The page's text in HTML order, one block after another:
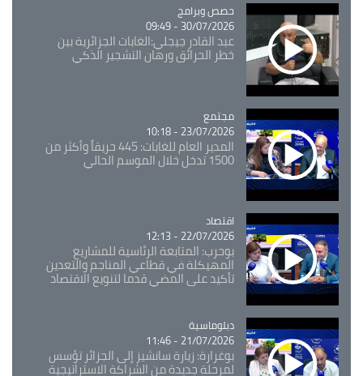
Catégorie
حصص وبرامج
30/07/2026 - 09:49
عبد القادر جيجلي:الغابات الجزائرية بين
خطر الحرائق ورهان التشجير الذكي
Catégorie
مجتمع
23/07/2026 - 10:18
المدير العام للغابات: 445 حريقاً وأكثر من
1500 تدخل خلال الموسم الحالي
Catégorie
اقتصاد
22/07/2026 - 12:13
بوحرب: المتابعة الرئاسية للمشاريع
المهيكلة في قطاعي المناجم والتعدين
تأكيد على المضي قدما لتنويع الاقتصاد
Catégorie
دبلوماسية
21/07/2026 - 11:46
بوغرارة: زيارة سانشيز إلى الجزائر تؤسس
لمرحلة جديدة من الشراكة الاستراتيجية